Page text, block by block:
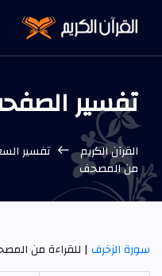
تفسير الصفحة
القرآن الكريم تفسير
من المصحف
سورة الزخرف| للقراءة من